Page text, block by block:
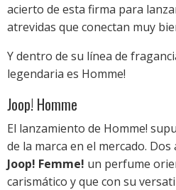
acierto de esta firma para
atrevidas que conectan muy
Y dentro de su línea de
legendaria es Homme!
Joop! Homme
El lanzamiento de Homme!
de la marca en el mercado.
Joop! Femme! un perfume
carismático y que con su